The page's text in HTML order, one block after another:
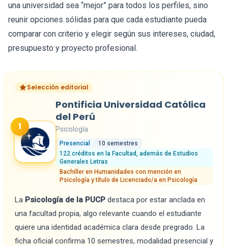
una universidad sea “mejor” para todos los perfiles, sino
reunir opciones sólidas para que cada estudiante pueda
comparar con criterio y elegir según sus intereses, ciudad,
presupuesto y proyecto profesional.
Selección editorial
1
Pontificia Universidad Católica
del Perú
Psicología
Presencial
10 semestres
122 créditos en la Facultad, además de Estudios
Generales Letras
Bachiller en Humanidades con mención en
Psicología y título de Licenciado/a en Psicología
La Psicología de la PUCP destaca por estar anclada en
una facultad propia, algo relevante cuando el estudiante
quiere una identidad académica clara desde pregrado. La
ficha oficial confirma 10 semestres, modalidad presencial y